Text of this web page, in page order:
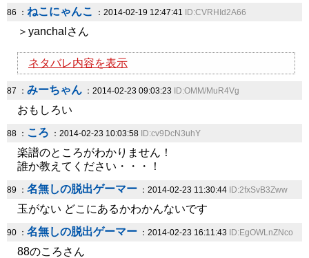
86 ： ねこにゃんこ ：2014-02-19 12:47:41 ID:CVRHId2A66
＞yanchalさん
ネタバレ内容を表示
87 ： みーちゃん ：2014-02-23 09:03:23 ID:OMM/MuR4Vg
おもしろい
88 ： ころ ：2014-02-23 10:03:58 ID:cv9DcN3uhY
楽譜のところがわかりません！
誰か教えてください・・・！
89 ： 名無しの脱出ゲーマー ：2014-02-23 11:30:44 ID:2fxSvB3Zww
玉がない どこにあるかわかんないです
90 ： 名無しの脱出ゲーマー ：2014-02-23 16:11:43 ID:EgOWLnZNco
88のころさん